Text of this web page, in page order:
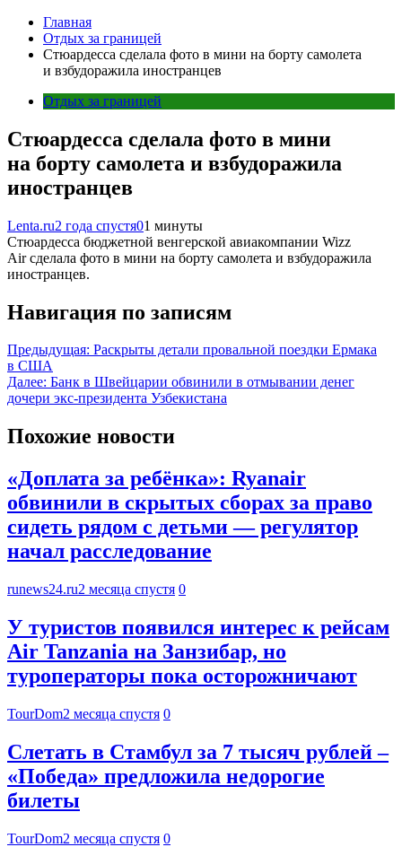
Главная
Отдых за границей
Стюардесса сделала фото в мини на борту самолета
и взбудоражила иностранцев
Отдых за границей
Стюардесса сделала фото в мини
на борту самолета и взбудоражила
иностранцев
Lenta.ru2 года спустя01 минуты
Стюардесса бюджетной венгерской авиакомпании Wizz
Air сделала фото в мини на борту самолета и взбудоражила
иностранцев.
Навигация по записям
Предыдущая: Раскрыты детали провальной поездки Ермака
в США
Далее: Банк в Швейцарии обвинили в отмывании денег
дочери экс-президента Узбекистана
Похожие новости
«Доплата за ребёнка»: Ryanair
обвинили в скрытых сборах за право
сидеть рядом с детьми — регулятор
начал расследование
runews24.ru2 месяца спустя 0
У туристов появился интерес к рейсам
Air Tanzania на Занзибар, но
туроператоры пока осторожничают
TourDom2 месяца спустя 0
Слетать в Стамбул за 7 тысяч рублей –
«Победа» предложила недорогие
билеты
TourDom2 месяца спустя 0